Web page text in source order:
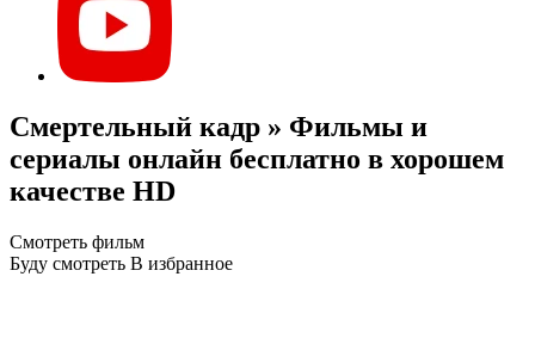
Смертельный кадр » Фильмы и
сериалы онлайн бесплатно в хорошем
качестве HD
Смотреть фильм
Буду смотреть В избранное